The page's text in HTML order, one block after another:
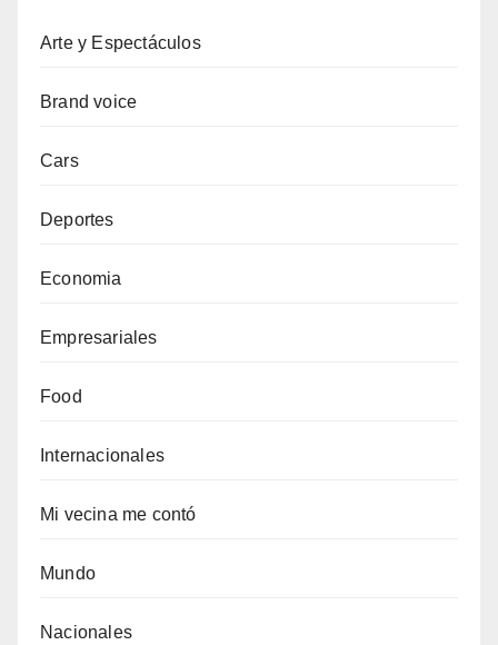
Arte y Espectáculos
Brand voice
Cars
Deportes
Economia
Empresariales
Food
Internacionales
Mi vecina me contó
Mundo
Nacionales